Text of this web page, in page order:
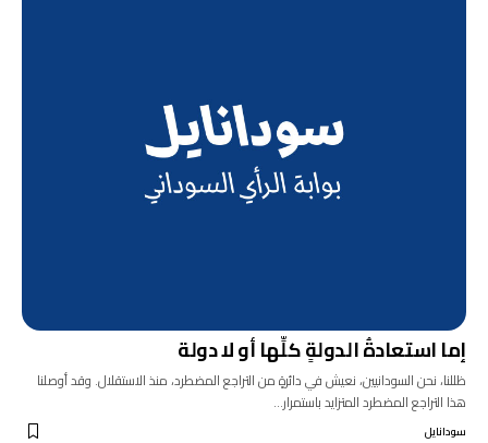
إما استعادةُ الدولةٍ كلِّها أو لا دولة
ظللنا، نحن السودانيين، نعيش في دائرةٍ من التراجع المضطرد، منذ الاستقلال. وقد أوصلنا
هذا التراجع المضطرد المتزايد باستمرار…
سودانايل